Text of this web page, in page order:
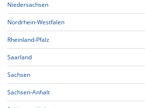
Niedersachsen
Nordrhein-Westfalen
Rheinland-Pfalz
Saarland
Sachsen
Sachsen-Anhalt